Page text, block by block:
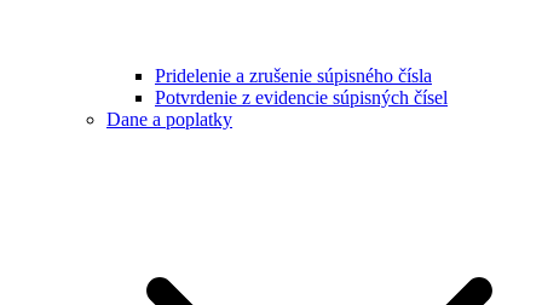
Pridelenie a zrušenie súpisného čísla
Potvrdenie z evidencie súpisných čísel
Dane a poplatky